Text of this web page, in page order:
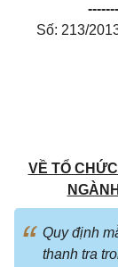
-------
Số: 213/
VỀ TỔ
Quy định
thanh tra